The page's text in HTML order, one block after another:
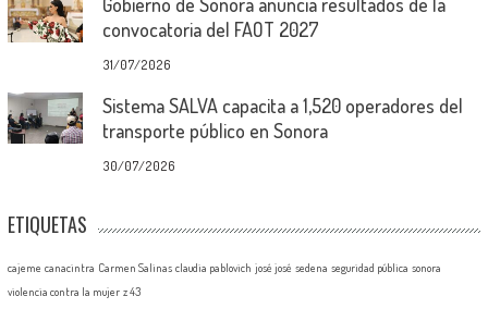
Gobierno de Sonora anuncia resultados de la
convocatoria del FAOT 2027
31/07/2026
Sistema SALVA capacita a 1,520 operadores del
transporte público en Sonora
30/07/2026
ETIQUETAS
cajeme canacintra Carmen Salinas claudia pablovich josé josé sedena seguridad pública sonora
violencia contra la mujer z 43